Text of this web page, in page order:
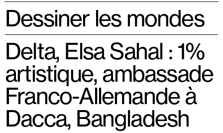
Dessiner les mondes
Delta, Elsa Sahal : 1%
artistique, ambassade
Franco-Allemande à
Dacca, Bangladesh